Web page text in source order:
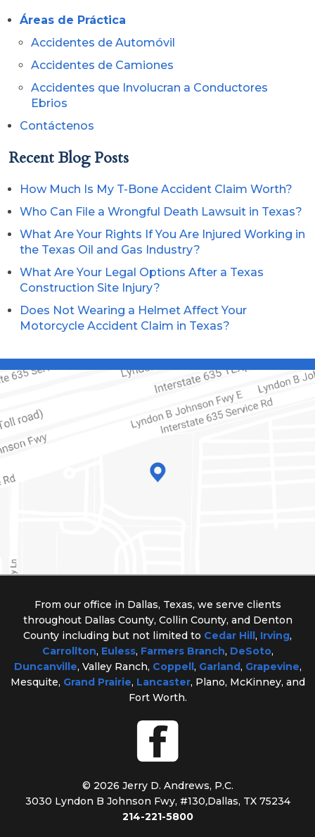
Áreas de Práctica
Accidentes de Automóvil
Accidentes de Camiones
Accidentes que Involucran a Conductores
Ebrios
Contáctenos
Recent Blog Posts
How Much Is My T-Bone Accident Claim Worth?
Who Can File a Wrongful Death Lawsuit in Texas?
What Are Your Rights If You Are Injured Working in
the Texas Oil and Gas Industry?
What Are Your Legal Options After a Texas
Construction Site Injury?
Does Not Wearing a Helmet Affect Your
Motorcycle Accident Claim in Texas?
From our office in Dallas, Texas, we serve clients
throughout Dallas County, Collin County, and Denton
County including but not limited to Cedar Hill, Irving,
Carrollton, Euless, Farmers Branch, DeSoto,
Duncanville, Valley Ranch, Coppell, Garland, Grapevine,
Mesquite, Grand Prairie, Lancaster, Plano, McKinney, and
Fort Worth.
© 2026 Jerry D. Andrews, P.C.
3030 Lyndon B Johnson Fwy, #130,Dallas, TX 75234
214-221-5800